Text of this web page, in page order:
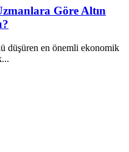
Göre Altın
düşüren en önemli ekonomik